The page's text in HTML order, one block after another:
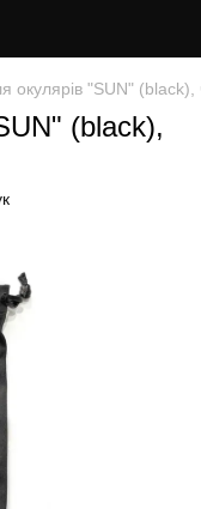
окулярів "SUN" (black),
(black),